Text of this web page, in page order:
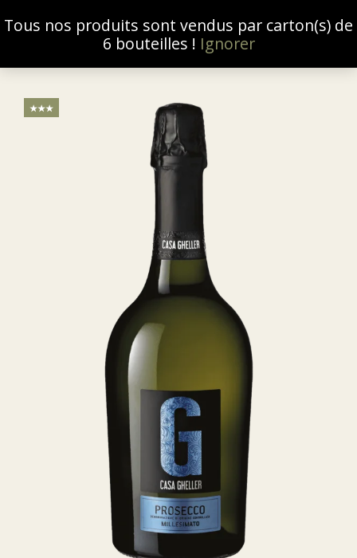
Tous nos produits sont vendus par carton(s) de
6 bouteilles ! Ignorer
0
★★★